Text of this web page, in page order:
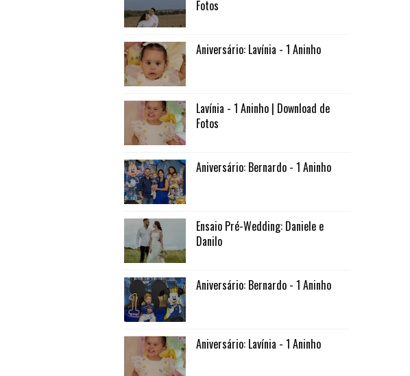
Fotos
Aniversário: Lavínia - 1 Aninho
Lavínia - 1 Aninho | Download de
Fotos
Aniversário: Bernardo - 1 Aninho
Ensaio Pré-Wedding: Daniele e
Danilo
Aniversário: Bernardo - 1 Aninho
Aniversário: Lavínia - 1 Aninho